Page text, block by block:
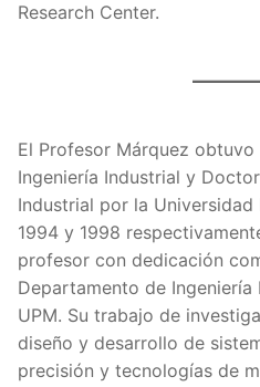
Research Center.
El Profesor Márquez
Ingeniería Industrial y
Industrial por la
1994 y 1998
profesor con dedicación
Departamento de Ingeniería
UPM. Su trabajo de
diseño y desarrollo de
precisión y tecnologías de